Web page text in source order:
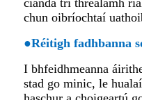
cianda trí threalamh
chun oibríochtaí
●Réitigh fadhbanna
I bhfeidhmeanna
stad go minic, le